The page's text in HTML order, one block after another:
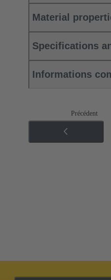
Material
Specifications
Informations
Précédent